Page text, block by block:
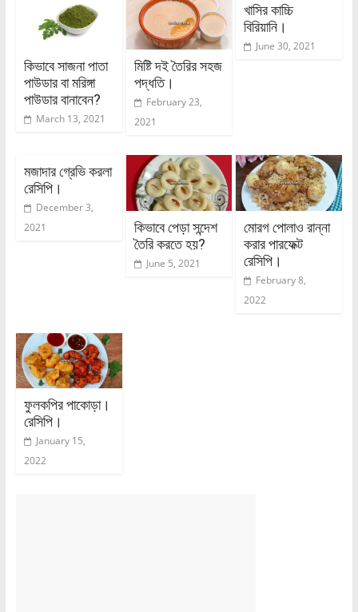
কিভাবে সাজনা পাতা
পাউডার বা মরিঙ্গা
পাউডার বানাবেন?
March 13, 2021
মিষ্টি দই তৈরির সহজ
পদ্ধতি।
February 23,
2021
খাসির কাচ্চি
বিরিয়ানি।
June 30, 2021
মজাদার গ্রেভি করলা
রেসিপি।
December 3,
2021
কিভাবে পেড়া সন্দেশ
তৈরি করতে হয়?
June 5, 2021
মোরগ পোলাও রান্না
করার পারফেক্ট
রেসিপি।
February 8,
2022
ফুলকপির পাকোড়া।
রেসিপি।
January 15,
2022